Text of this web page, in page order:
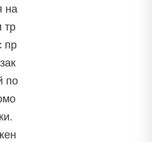
на
тр
пр
по